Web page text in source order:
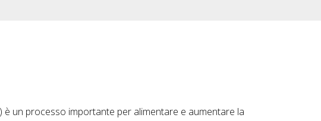
è un processo importante per alimentare e aumentare la